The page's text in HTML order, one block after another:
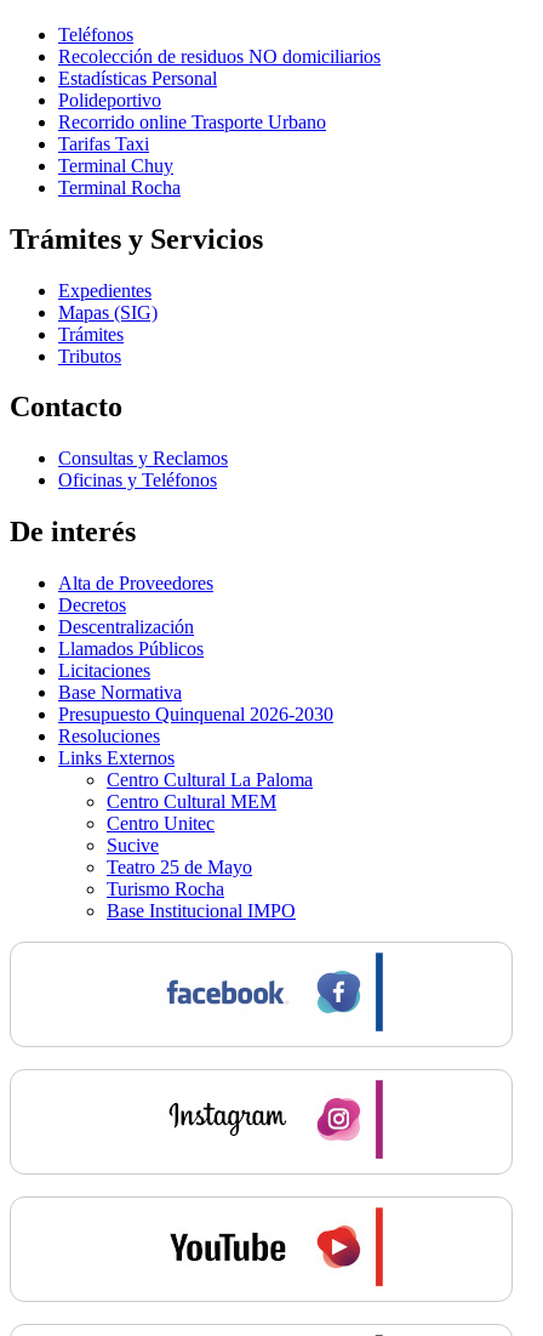
Teléfonos
Recolección de residuos NO domiciliarios
Estadísticas Personal
Polideportivo
Recorrido online Trasporte Urbano
Tarifas Taxi
Terminal Chuy
Terminal Rocha
Trámites y Servicios
Expedientes
Mapas (SIG)
Trámites
Tributos
Contacto
Consultas y Reclamos
Oficinas y Teléfonos
De interés
Alta de Proveedores
Decretos
Descentralización
Llamados Públicos
Licitaciones
Base Normativa
Presupuesto Quinquenal 2026-2030
Resoluciones
Links Externos
Centro Cultural La Paloma
Centro Cultural MEM
Centro Unitec
Sucive
Teatro 25 de Mayo
Turismo Rocha
Base Institucional IMPO